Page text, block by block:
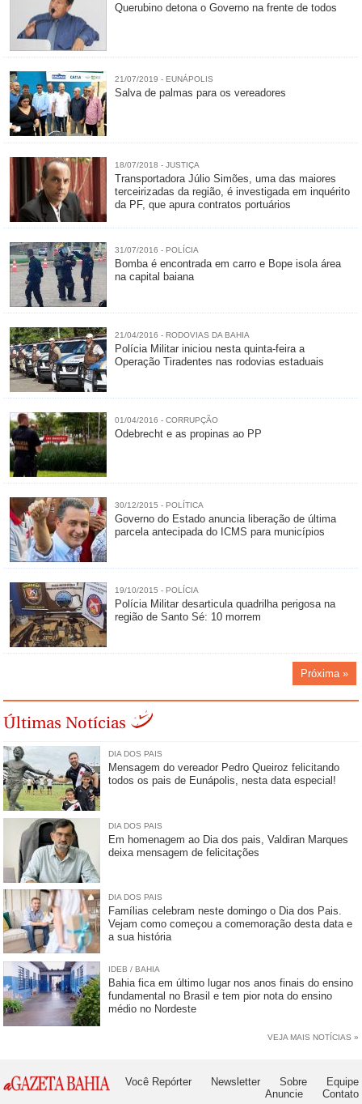
Querubino detona o Governo na frente de todos
21/07/2019 - EUNÁPOLIS
Salva de palmas para os vereadores
18/07/2018 - JUSTIÇA
Transportadora Júlio Simões, uma das maiores
terceirizadas da região, é investigada em inquérito
da PF, que apura contratos portuários
31/07/2016 - POLÍCIA
Bomba é encontrada em carro e Bope isola área
na capital baiana‏
21/04/2016 - RODOVIAS DA BAHIA
Polícia Militar iniciou nesta quinta-feira a
Operação Tiradentes nas rodovias estaduais
01/04/2016 - CORRUPÇÃO
Odebrecht e as propinas ao PP
30/12/2015 - POLÍTICA
Governo do Estado anuncia liberação de última
parcela antecipada do ICMS para municípios
19/10/2015 - POLÍCIA
Polícia Militar desarticula quadrilha perigosa na
região de Santo Sé: 10 morrem
Próxima »
Últimas Notícias
DIA DOS PAIS
Mensagem do vereador Pedro Queiroz felicitando
todos os pais de Eunápolis, nesta data especial!
DIA DOS PAIS
Em homenagem ao Dia dos pais, Valdiran Marques
deixa mensagem de felicitações
DIA DOS PAIS
Famílias celebram neste domingo o Dia dos Pais.
Vejam como começou a comemoração desta data e
a sua história
IDEB / BAHIA
Bahia fica em último lugar nos anos finais do ensino
fundamental no Brasil e tem pior nota do ensino
médio no Nordeste
VEJA MAIS NOTÍCIAS »
Você Repórter Newsletter Sobre
Equipe
Anuncie
Contato